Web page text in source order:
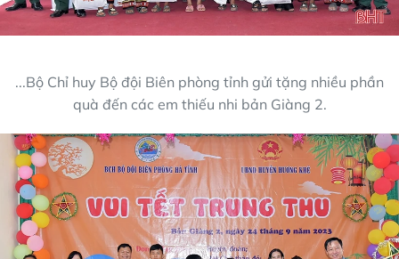
...Bộ Chỉ huy Bộ đội Biên phòng tỉnh gửi tặng nhiều phần
quà đến các em thiếu nhi bản Giàng 2.